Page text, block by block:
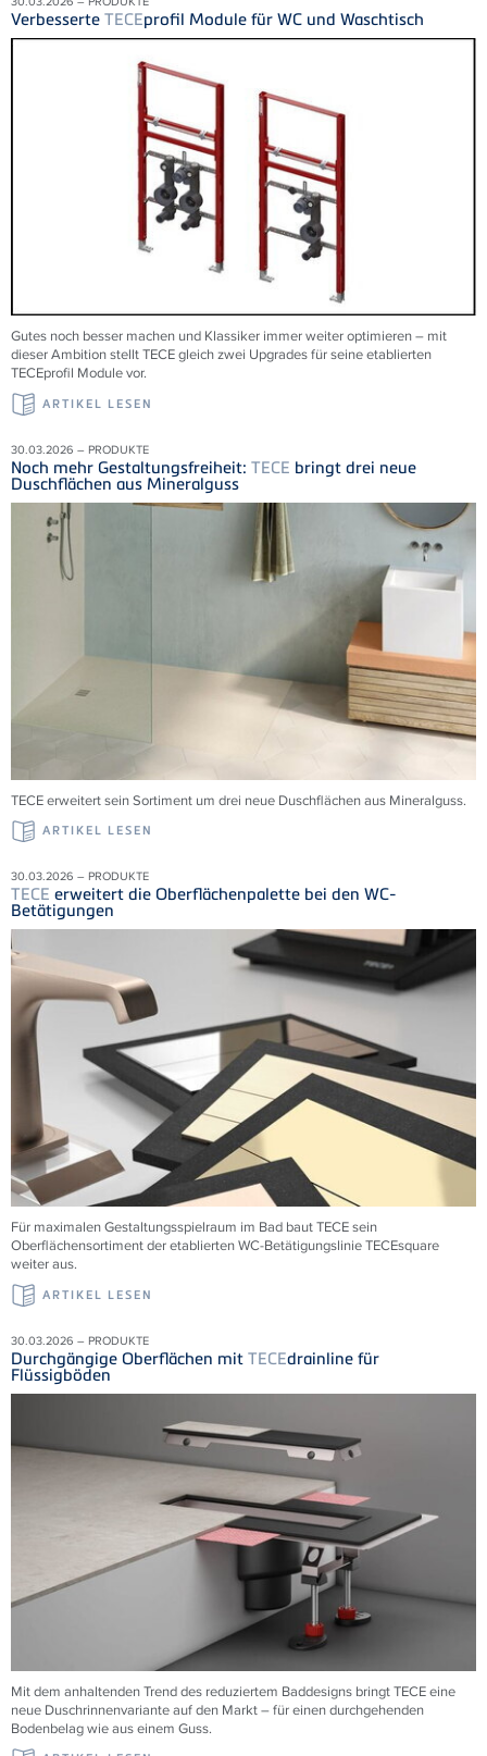
Verbesserte TECEprofil Module für WC und Waschtisch
Gutes noch besser machen und Klassiker immer weiter optimieren – mit
dieser Ambition stellt TECE gleich zwei Upgrades für seine etablierten
TECEprofil Module vor.
ARTIKEL LESEN
30.03.2026 – PRODUKTE
Noch mehr Gestaltungsfreiheit: TECE bringt drei neue
Duschflächen aus Mineralguss
TECE erweitert sein Sortiment um drei neue Duschflächen aus Mineralguss.
ARTIKEL LESEN
30.03.2026 – PRODUKTE
TECE erweitert die Oberflächenpalette bei den WC-
Betätigungen
Für maximalen Gestaltungsspielraum im Bad baut TECE sein
Oberflächensortiment der etablierten WC-Betätigungslinie TECEsquare
weiter aus.
ARTIKEL LESEN
30.03.2026 – PRODUKTE
Durchgängige Oberflächen mit TECEdrainline für
Flüssigböden
Mit dem anhaltenden Trend des reduziertem Baddesigns bringt TECE eine
neue Duschrinnenvariante auf den Markt – für einen durchgehenden
Bodenbelag wie aus einem Guss.